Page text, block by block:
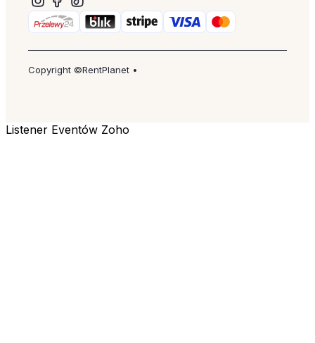
Copyright ©RentPlanet •
Listener Eventów Zoho